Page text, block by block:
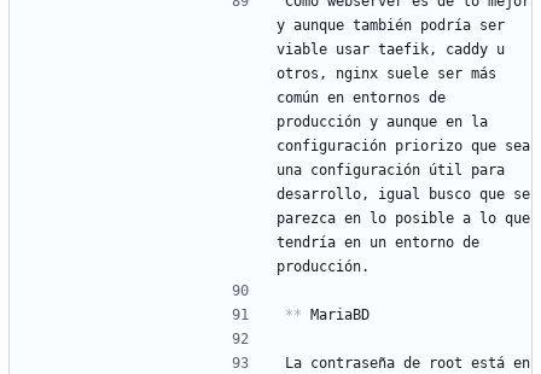
y aunque también podría ser
viable usar taefik, caddy u
otros, nginx suele ser más
común en entornos de
producción y aunque en la
configuración priorizo que sea
una configuración útil para
desarrollo, igual busco que se
parezca en lo posible a lo que
tendría en un entorno de
producción.
** MariaBD
La contraseña de root está en